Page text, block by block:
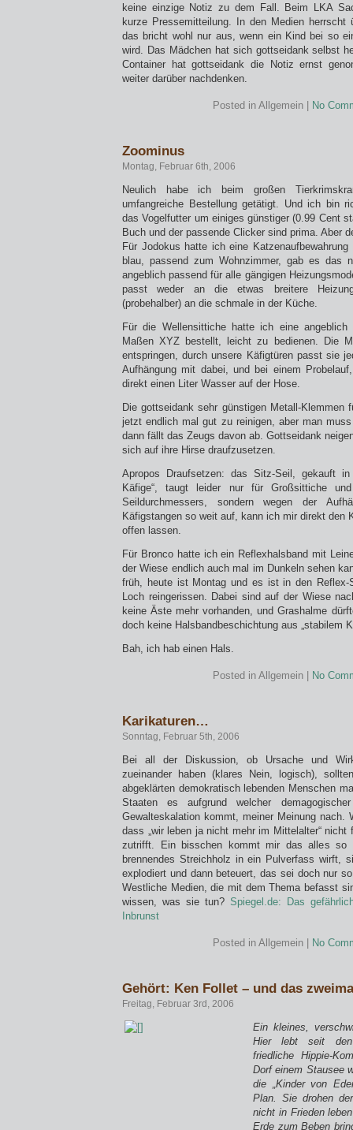
keine einzige Notiz zu dem Fall. Beim LKA
kurze Pressemitteilung. In den Medien herrscht
das bricht wohl nur aus, wenn ein Kind bei so
wird. Das Mädchen hat sich gottseidank selbst
Container hat gottseidank die Notiz ernst
weiter darüber nachdenken.
Posted in Allgemein | No
Zoominus
Montag, Februar 6th, 2006
Neulich habe ich beim großen
umfangreiche Bestellung getätigt. Und ich bin
das Vogelfutter um einiges günstiger (0.99 Cent
Buch und der passende Clicker sind prima. Aber
Für Jodokus hatte ich eine
blau, passend zum Wohnzimmer, gab es das
angeblich passend für alle gängigen
passt weder an die etwas breitere
(probehalber) an die schmale in der Küche.
Für die Wellensittiche hatte ich eine
Maßen XYZ bestellt, leicht zu bedienen. Die
entspringen, durch unsere Käfigtüren passt sie
Aufhängung mit dabei, und bei einem
direkt einen Liter Wasser auf der Hose.
Die gottseidank sehr günstigen Metall-Klemmen
jetzt endlich mal gut zu reinigen, aber man
dann fällt das Zeugs davon ab. Gottseidank
sich auf ihre Hirse draufzusetzen.
Apropos Draufsetzen: das Sitz-Seil, gekauft in
Käfige“, taugt leider nur für Großsittiche
Seildurchmessers, sondern wegen der
Käfigstangen so weit auf, kann ich mir direkt den
offen lassen.
Für Bronco hatte ich ein Reflexhalsband mit
der Wiese endlich auch mal im Dunkeln sehen
früh, heute ist Montag und es ist in den Reflex-
Loch reingerissen. Dabei sind auf der Wiese
keine Äste mehr vorhanden, und Grashalme
doch keine Halsbandbeschichtung aus „stabilem
Bah, ich hab einen Hals.
Posted in Allgemein | No
Karikaturen…
Sonntag, Februar 5th, 2006
Bei all der Diskussion, ob Ursache und
zueinander haben (klares Nein, logisch),
abgeklärten demokratisch lebenden Menschen
Staaten es aufgrund welcher
Gewalteskalation kommt, meiner Meinung nach.
dass „wir leben ja nicht mehr im Mittelalter“
zutrifft. Ein bisschen kommt mir das alles so
brennendes Streichholz in ein Pulverfass wirft,
explodiert und dann beteuert, das sei doch nur
Westliche Medien, die mit dem Thema befasst
wissen, was sie tun? Spiegel.de: Das
Inbrunst
Posted in Allgemein | No
Gehört: Ken Follet – und das
Freitag, Februar 3rd, 2006
Ein kleines,
Hier lebt seit den
friedliche Hippie-
Dorf einem Stausee
die „Kinder von
Plan. Sie drohen
nicht in Frieden
Erde zum Beben